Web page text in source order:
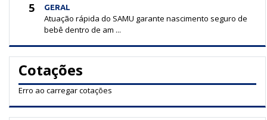
5 GERAL
Atuação rápida do SAMU garante nascimento seguro de
bebê dentro de am ...
Cotações
Erro ao carregar cotações